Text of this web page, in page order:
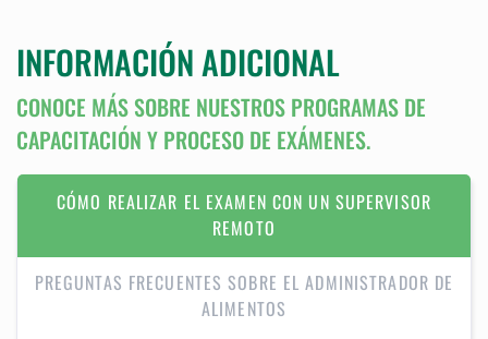
INFORMACIÓN ADICIONAL
CONOCE MÁS SOBRE NUESTROS PROGRAMAS DE
CAPACITACIÓN Y PROCESO DE EXÁMENES.
CÓMO REALIZAR EL EXAMEN CON UN SUPERVISOR
REMOTO
PREGUNTAS FRECUENTES SOBRE EL ADMINISTRADOR DE
ALIMENTOS